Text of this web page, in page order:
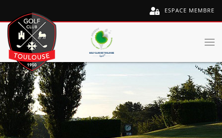
ESPACE MEMBRE